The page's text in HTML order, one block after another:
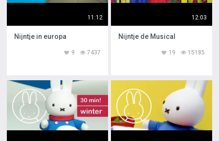
11:12
Nijntje in europa
7437
9
12:03
Nijntje de Musical
15185
19